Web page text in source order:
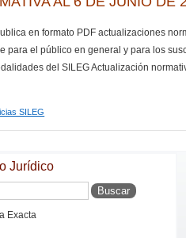
en formato PDF actualizaciones
para el público en general y para los
del SILEG Actualización
SILEG
Jurídico
Exacta